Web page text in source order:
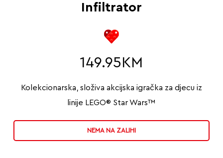
Infiltrator
149.95 KM
Kolekcionarska, složiva akcijska igračka za djecu iz
linije LEGO® Star Wars™
NEMA NA ZALIHI